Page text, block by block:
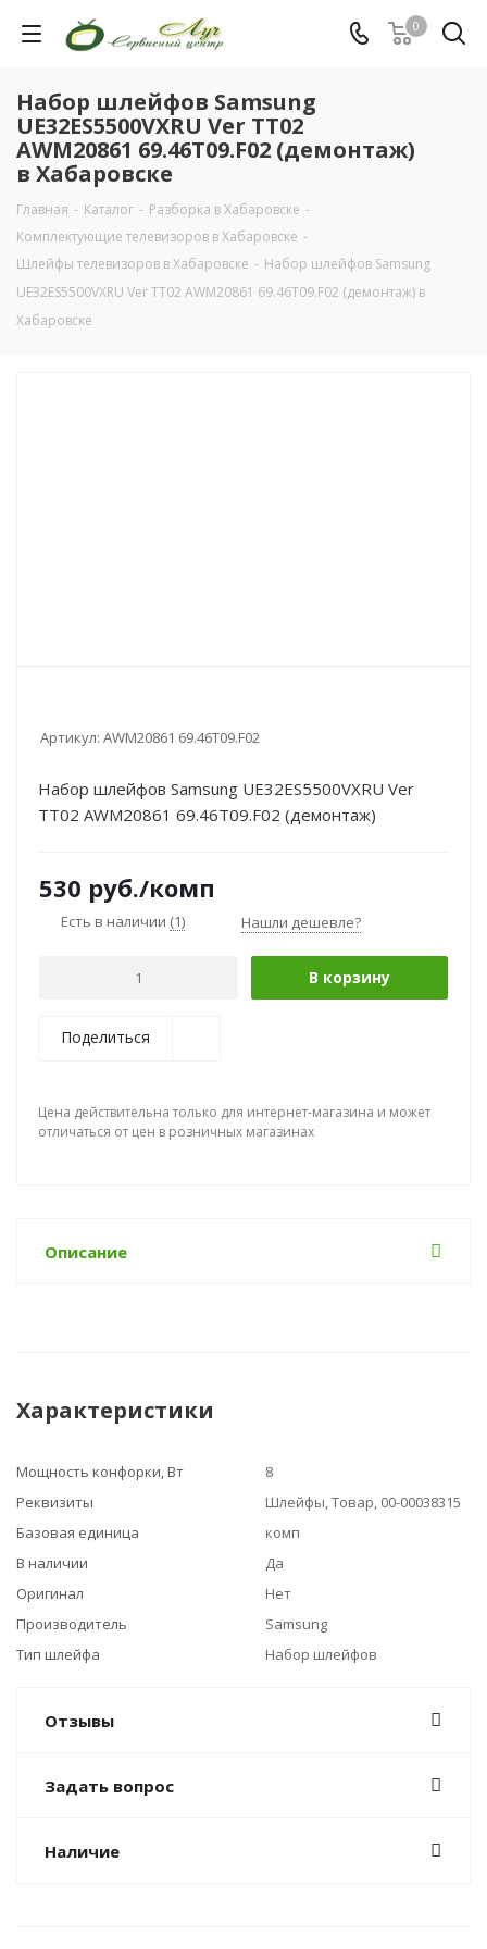
0
Набор шлейфов Samsung
UE32ES5500VXRU Ver TT02
AWM20861 69.46T09.F02 (демонтаж)
в Хабаровске
Главная - Каталог - Разборка в Хабаровске -
Комплектующие телевизоров в Хабаровске -
Шлейфы телевизоров в Хабаровске - Набор шлейфов Samsung
UE32ES5500VXRU Ver TT02 AWM20861 69.46T09.F02 (демонтаж) в
Хабаровске
Артикул: AWM20861 69.46T09.F02
Набор шлейфов Samsung UE32ES5500VXRU Ver
TT02 AWM20861 69.46T09.F02 (демонтаж)
530 руб./комп
Есть в наличии (1) Нашли дешевле?
В корзину
Поделиться
Цена действительна только для интернет-магазина и может
отличаться от цен в розничных магазинах
Описание
Характеристики
Мощность конфорки, Вт
8
Реквизиты
Шлейфы, Товар, 00-00038315
Базовая единица
комп
В наличии
Да
Оригинал
Нет
Производитель
Samsung
Тип шлейфа
Набор шлейфов
Отзывы
Задать вопрос
Наличие